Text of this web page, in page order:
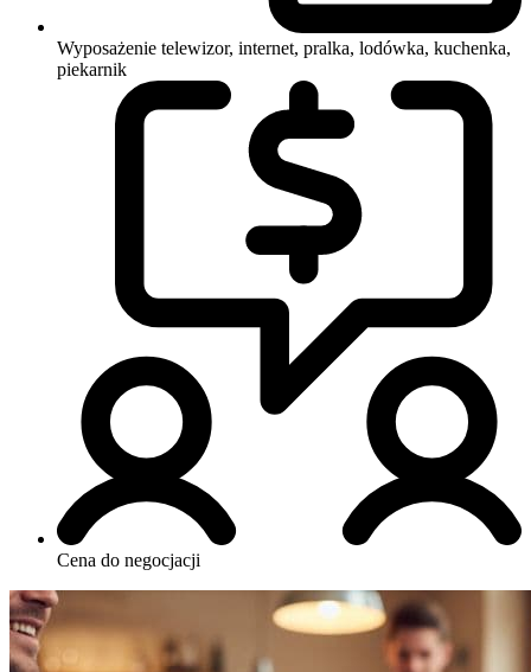
Wyposażenie telewizor, internet, pralka, lodówka, kuchenka,
piekarnik
Cena do negocjacji